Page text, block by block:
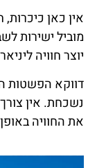
אין כאן
מוביל ישירות
יוצר חוויה
דווקא הפשטות
נשכחת. אין
את החוויה